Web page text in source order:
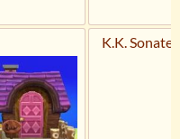
K.K. Sonate